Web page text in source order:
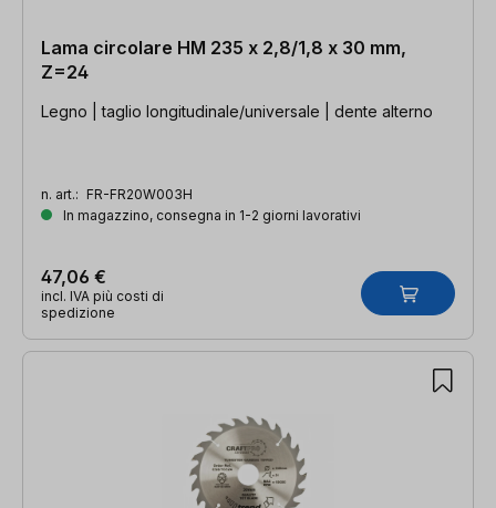
Lama circolare HM 235 x 2,8/1,8 x 30 mm,
Z=24
Legno | taglio longitudinale/universale | dente alterno
n. art.: FR-FR20W003H
In magazzino, consegna in 1-2 giorni lavorativi
47,06 €
incl. IVA più costi di
spedizione